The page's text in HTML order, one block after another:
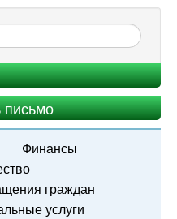
письмо
Финансы
граждан
услуги